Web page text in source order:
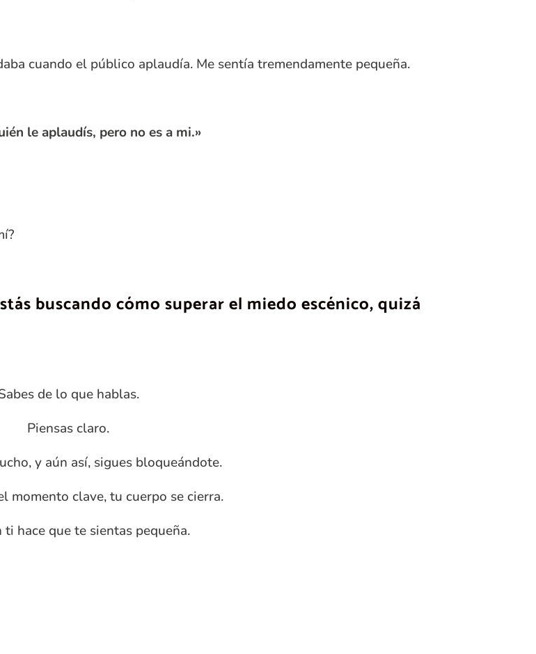
cuando el público aplaudía. Me sentía tremendamente pequeña.
le aplaudís, pero no es a mi.»
buscando cómo superar el miedo escénico, quizá
de lo que hablas.
Piensas claro.
y aún así, sigues bloqueándote.
momento clave, tu cuerpo se cierra.
ti hace que te sientas pequeña.